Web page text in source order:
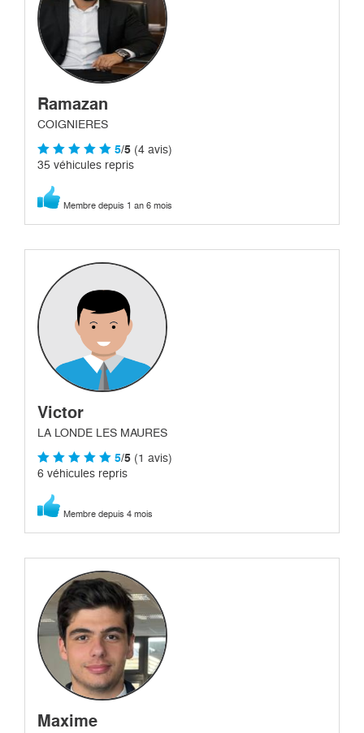
Ramazan
COIGNIERES
5/5 (4 avis)
35 véhicules repris
Membre depuis 1 an 6 mois
Victor
LA LONDE LES MAURES
5/5 (1 avis)
6 véhicules repris
Membre depuis 4 mois
Maxime